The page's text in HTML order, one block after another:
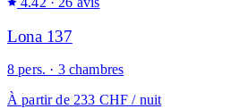
Lona 137
8 pers. · 3 chambres
À partir de233 CHF / nuit